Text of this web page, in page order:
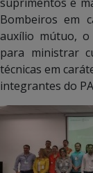
Bombeiros em
auxílio mútuo, o
para ministrar
técnicas em
integrantes do